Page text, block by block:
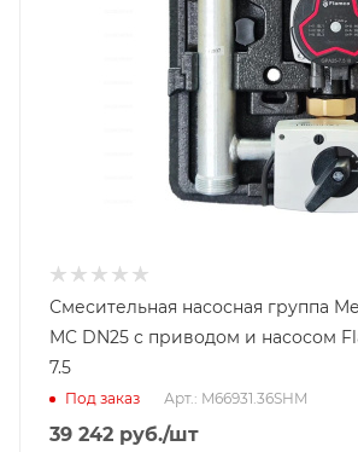
Смесительная насосная группа
MC DN25 с приводом и насосом
7.5
Под заказ Арт.: M66931.36SHM
39 242 руб./шт